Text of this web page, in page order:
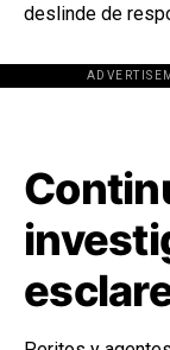
deslinde de